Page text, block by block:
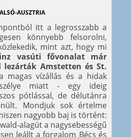
ALSÓ-AUSZTRIA
itt a legrosszabb a
könnyebb felsorolni,
mint azt, hogy mi
vasúti fővonalat már
lezárták Amstetten és St.
magas vízállás és a hidak
miatt - egy ideig
pótlással, de délutánra
Mondjuk sok értelme
nagyobb baj is történt:
alagút a nagysebességű
leállt a forgalom Bécs és